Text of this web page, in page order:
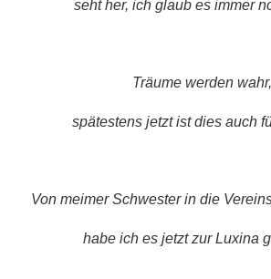
seht her, ich glaub es immer
Träume werden wahr,
spätestens jetzt ist dies auch
Von meimer Schwester in die
habe ich es jetzt zur Luxina